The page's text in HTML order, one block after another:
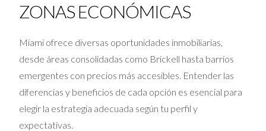
ZONAS ECONÓMICAS
Miami ofrece diversas oportunidades inmobiliarias,
desde áreas consolidadas como Brickell hasta barrios
emergentes con precios más accesibles. Entender las
diferencias y beneficios de cada opción es esencial para
elegir la estrategia adecuada según tu perfil y
expectativas.